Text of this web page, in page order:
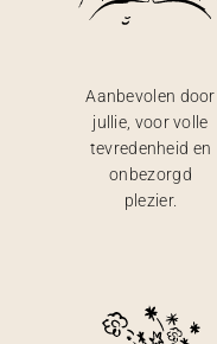
Aanbevolen door
jullie, voor volle
tevredenheid en
onbezorgd
plezier.